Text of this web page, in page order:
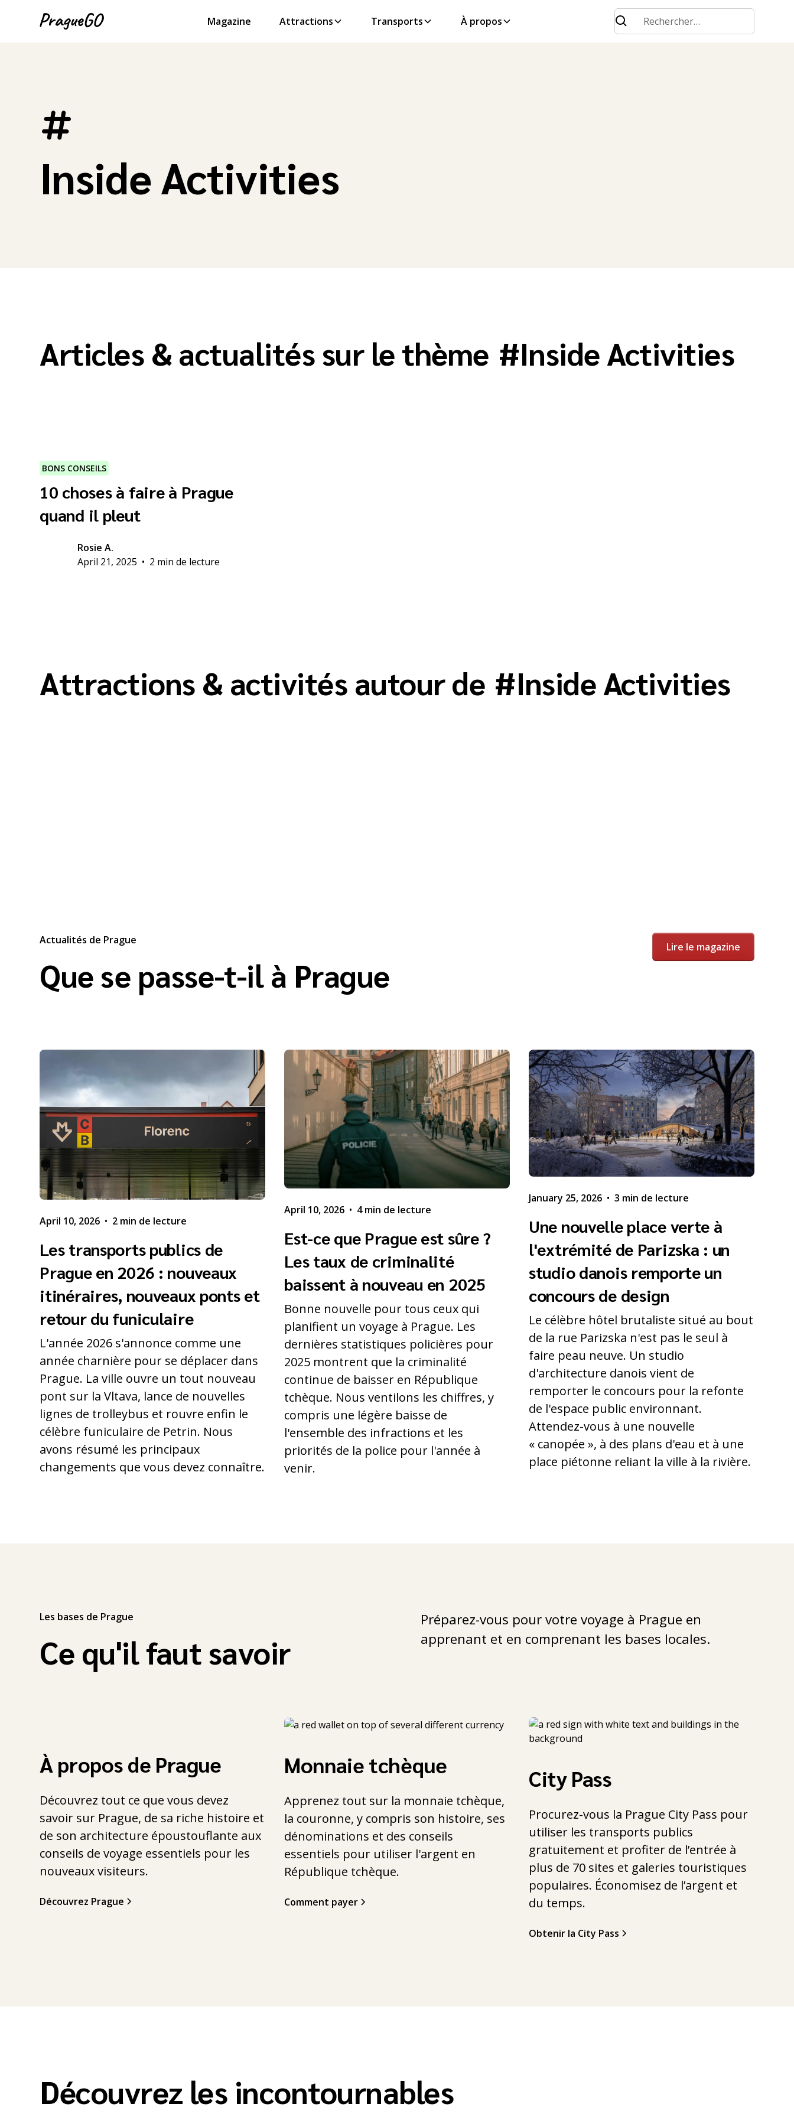
Magazine Attractions Transports À propos
Inside Activities
Articles & actualités sur le thème #Inside Activities
BONS CONSEILS
10 choses à faire à Prague
quand il pleut
Rosie A.
April 21, 2025 • 2 min de lecture
Attractions & activités autour de #Inside Activities
Actualités de Prague
Que se passe-t-il à Prague
Lire le magazine
April 10, 2026 • 2 min de lecture
Les transports publics de
Prague en 2026 : nouveaux
itinéraires, nouveaux ponts et
retour du funiculaire
L'année 2026 s'annonce comme une
année charnière pour se déplacer dans
Prague. La ville ouvre un tout nouveau
pont sur la Vltava, lance de nouvelles
lignes de trolleybus et rouvre enfin le
célèbre funiculaire de Petrin. Nous
avons résumé les principaux
changements que vous devez connaître.
April 10, 2026 • 4 min de lecture
Est-ce que Prague est sûre ?
Les taux de criminalité
baissent à nouveau en 2025
Bonne nouvelle pour tous ceux qui
planifient un voyage à Prague. Les
dernières statistiques policières pour
2025 montrent que la criminalité
continue de baisser en République
tchèque. Nous ventilons les chiffres, y
compris une légère baisse de
l'ensemble des infractions et les
priorités de la police pour l'année à
venir.
January 25, 2026 • 3 min de lecture
Une nouvelle place verte à
l'extrémité de Parizska : un
studio danois remporte un
concours de design
Le célèbre hôtel brutaliste situé au bout
de la rue Parizska n'est pas le seul à
faire peau neuve. Un studio
d'architecture danois vient de
remporter le concours pour la refonte
de l'espace public environnant.
Attendez-vous à une nouvelle
« canopée », à des plans d'eau et à une
place piétonne reliant la ville à la rivière.
Les bases de Prague
Ce qu'il faut savoir
Préparez-vous pour votre voyage à Prague en
apprenant et en comprenant les bases locales.
À propos de Prague
Découvrez tout ce que vous devez
savoir sur Prague, de sa riche histoire et
de son architecture époustouflante aux
conseils de voyage essentiels pour les
nouveaux visiteurs.
Découvrez Prague
Monnaie tchèque
Apprenez tout sur la monnaie tchèque,
la couronne, y compris son histoire, ses
dénominations et des conseils
essentiels pour utiliser l'argent en
République tchèque.
Comment payer
City Pass
Procurez-vous la Prague City Pass pour
utiliser les transports publics
gratuitement et profiter de l’entrée à
plus de 70 sites et galeries touristiques
populaires. Économisez de l’argent et
du temps.
Obtenir la City Pass
Découvrez les incontournables